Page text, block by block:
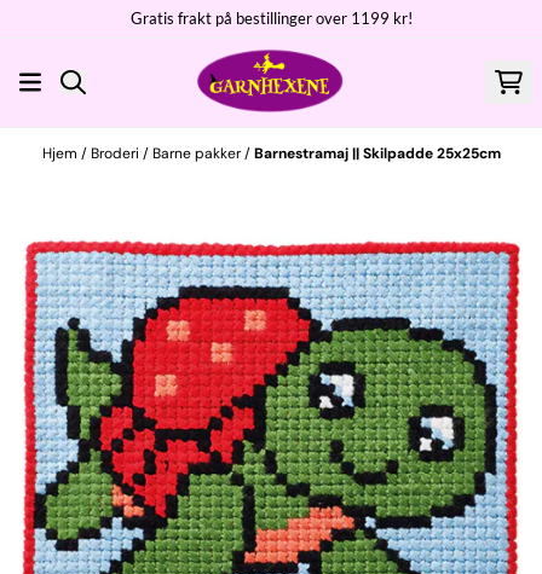
Hopp til innholdGratis frakt på bestillinger over 1199 kr!
Hjem /Broderi /Barne pakker/Barnestramaj || Skilpadde 25x25cm